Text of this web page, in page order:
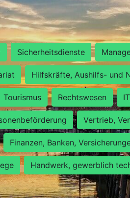
Sicherheitsdienste
Hilfskräfte, Aushilfs- und
Tourismus Rechtswesen
Vertrieb,
Finanzen, Banken,
Handwerk, gewerblich